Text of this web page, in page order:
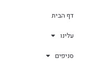
דף הבית
עלינו
סניפים